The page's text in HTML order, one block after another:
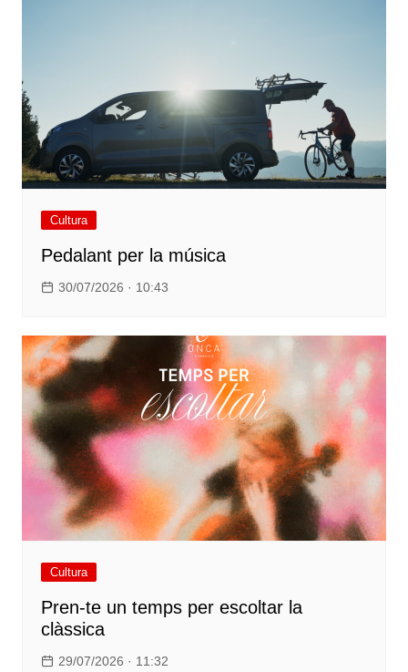
Cultura
Pedalant per la música
30/07/2026 · 10:43
Cultura
Pren-te un temps per escoltar la
clàssica
29/07/2026 · 11:32